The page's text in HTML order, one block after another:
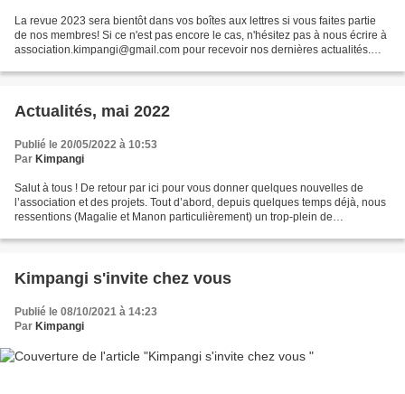
La revue 2023 sera bientôt dans vos boîtes aux lettres si vous faites partie
de nos membres! Si ce n'est pas encore le cas, n'hésitez pas à nous écrire à
association.kimpangi@gmail.com pour recevoir nos dernières actualités.
Actualités, mai 2022
Publié le 20/05/2022 à 10:53
Par Kimpangi
Salut à tous ! De retour par ici pour vous donner quelques nouvelles de
l’association et des projets. Tout d’abord, depuis quelques temps déjà, nous
ressentions (Magalie et Manon particulièrement) un trop-plein de
Kimpangi s'invite chez vous
Publié le 08/10/2021 à 14:23
Par Kimpangi